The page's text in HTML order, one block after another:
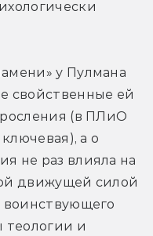
у Пулмана
свойственные ей
(в ПЛиО
а о
не раз влияла на
движущей силой
воинствующего
теологии и